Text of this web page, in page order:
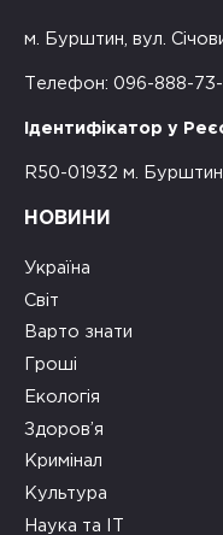
м. Бурштин, вул.
Телефон: 096-888-
Ідентифікатор у
R50-01932 м.
НОВИНИ
Україна
Світ
Варто знати
Гроші
Екологія
Здоров’я
Кримінал
Культура
Наука та ІТ